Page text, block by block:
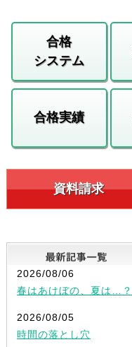
合格
システム
合格実績
資料請求
2026/08/06
春はあけぼの、夏は…？
2026/08/05
時間の落とし穴